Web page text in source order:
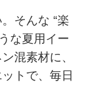
そんな “楽
な夏用イー
混素材に、
トで、毎日